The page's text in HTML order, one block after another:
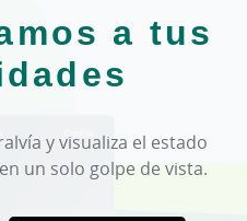
a tus
y visualiza el estado
un solo golpe de vista.